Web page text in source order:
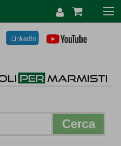
LinkedIn
Cerca